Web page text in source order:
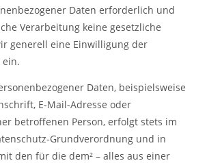
Daten erforderlich und
Verarbeitung keine gesetzliche
generell eine Einwilligung der
ein.
Daten, beispielsweise
E-Mail-Adresse oder
betroffenen Person, erfolgt stets im
Grundverordnung und in
den für die dem² – alles aus einer